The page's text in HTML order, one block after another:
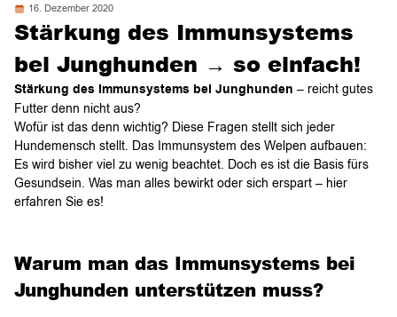
16. Dezember 2020
Stärkung des Immunsystems
bei Junghunden → so einfach!
Stärkung des Immunsystems bei Junghunden – reicht gutes
Futter denn nicht aus?
Wofür ist das denn wichtig? Diese Fragen stellt sich jeder
Hundemensch stellt. Das Immunsystem des Welpen aufbauen:
Es wird bisher viel zu wenig beachtet. Doch es ist die Basis fürs
Gesundsein. Was man alles bewirkt oder sich erspart – hier
erfahren Sie es!
Warum man das Immunsystems bei
Junghunden unterstützen muss?